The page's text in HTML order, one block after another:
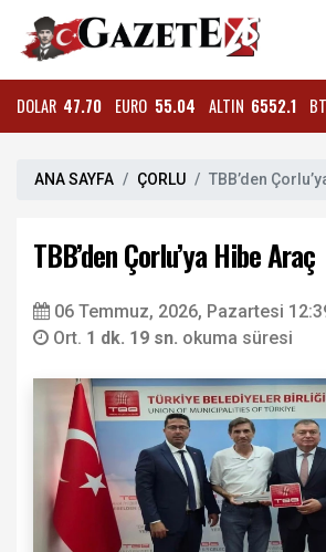
DOLAR 47.70 EURO 55.04 ALTIN 6552.1
ANA SAYFA ÇORLU TBB’den
TBB’den Çorlu’ya Hibe Araç
06 Temmuz, 2026, Pazartesi
Ort. 1 dk. 19 sn. okuma süresi